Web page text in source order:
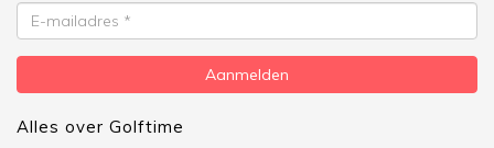
E-
mailadres
Aanmelden
Alles over Golftime